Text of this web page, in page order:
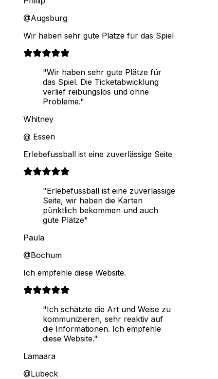
@Augsburg
Wir haben sehr gute Plätze für das Spiel
"Wir haben sehr gute Plätze für
das Spiel. Die Ticketabwicklung
verlief reibungslos und ohne
Probleme."
Whitney
@ Essen
Erlebefussball ist eine zuverlässige Seite
"Erlebefussball ist eine zuverlässige
Seite, wir haben die Karten
pünktlich bekommen und auch
gute Plätze"
Paula
@Bochum
Ich empfehle diese Website.
"Ich schätzte die Art und Weise zu
kommunizieren, sehr reaktiv auf
die Informationen. Ich empfehle
diese Website."
Lamaara
@Lübeck